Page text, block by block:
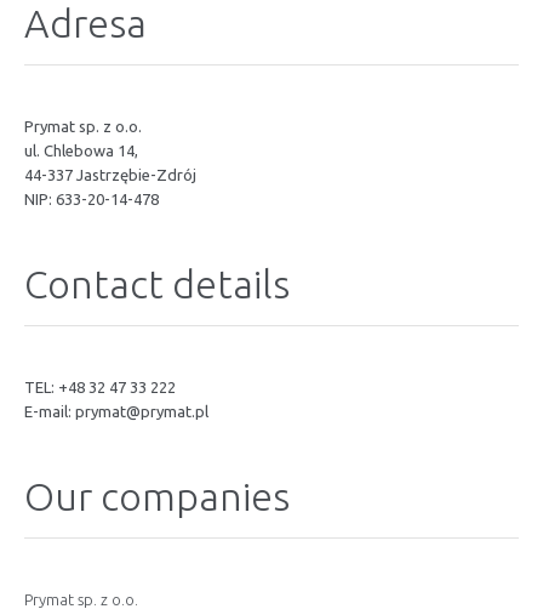
Adresa
Prymat sp. z o.o.
ul. Chlebowa 14,
44-337 Jastrzębie-Zdrój
NIP: 633-20-14-478
Contact details
TEL: +48 32 47 33 222
E-mail: prymat@prymat.pl
Our companies
Prymat sp. z o.o.